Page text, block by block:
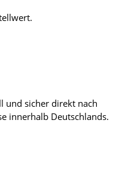
und sicher direkt nach
innerhalb Deutschlands.